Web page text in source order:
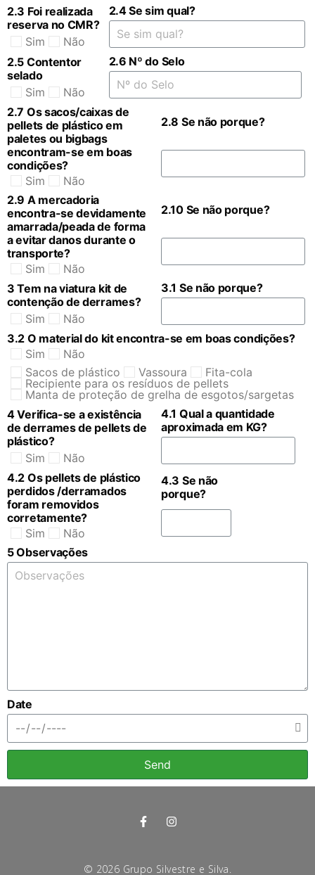
2.3 Foi realizada
reserva no CMR?
Sim
Não
2.4 Se sim qual?
2.5 Contentor
selado
Sim
Não
2.6 Nº do Selo
2.7 Os sacos/caixas de
pellets de plástico em
paletes ou bigbags
encontram-se em boas
condições?
Sim
Não
2.8 Se não porque?
2.9 A mercadoria
encontra-se devidamente
amarrada/peada de forma
a evitar danos durante o
transporte?
Sim
Não
2.10 Se não porque?
3 Tem na viatura kit de
contenção de derrames?
Sim
Não
3.1 Se não porque?
3.2 O material do kit encontra-se em boas condições?
Sim
Não
Sacos de plástico
Vassoura
Fita-cola
Recipiente para os resíduos de pellets
Manta de proteção de grelha de esgotos/sargetas
4 Verifica-se a existência
de derrames de pellets de
plástico?
Sim
Não
4.1 Qual a quantidade
aproximada em KG?
4.2 Os pellets de plástico
perdidos /derramados
foram removidos
corretamente?
Sim
Não
4.3 Se não
porque?
5 Observações
Date
Send
© 2026 Grupo Silvestre e Silva.